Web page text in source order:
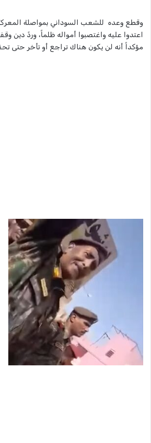
وقطع وعده للشعب السوداني بمواصلة
اعتدوا عليه واغتصبوا أمواله ظلماً، وردّ دين
مؤكداً أنه لن يكون هناك تراجع أو تأخر حتى